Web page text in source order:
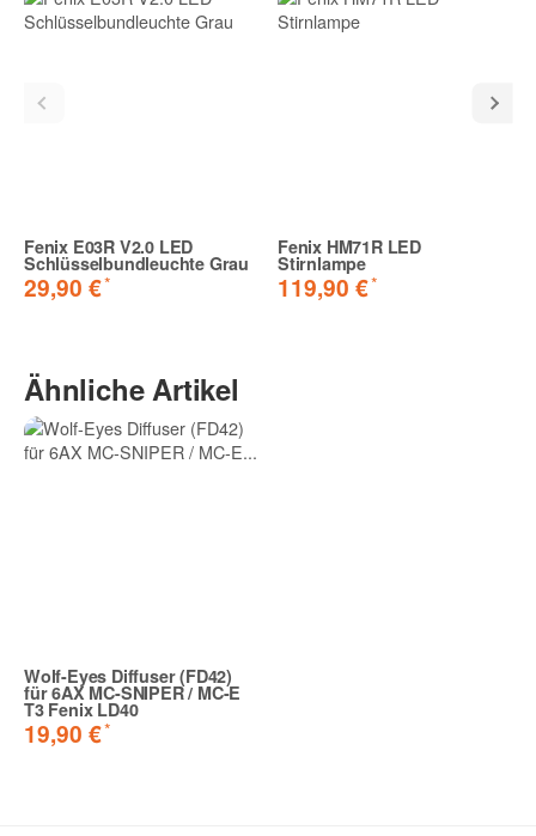
Fenix E03R V2.0 LED
Schlüsselbundleuchte Grau
29,90 €*
Fenix HM71R LED
Stirnlampe
119,90 €*
Ähnliche Artikel
Wolf-Eyes Diffuser (FD42)
für 6AX MC-SNIPER / MC-E
T3 Fenix LD40
19,90 €*